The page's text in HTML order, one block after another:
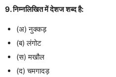
9. निम्नलिखित में देशज शब्द है:
(अ) नुक्कड़
(ब) लंगोट
(स) मखौल
(द) चमगादड़